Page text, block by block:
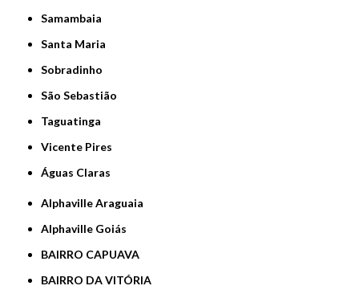
Samambaia
Santa Maria
Sobradinho
São Sebastião
Taguatinga
Vicente Pires
Águas Claras
Alphaville Araguaia
Alphaville Goiás
BAIRRO CAPUAVA
BAIRRO DA VITÓRIA